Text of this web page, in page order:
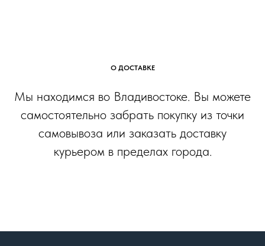
О ДОСТАВКЕ
Мы находимся во Владивостоке. Вы можете
самостоятельно забрать покупку из точки
самовывоза или заказать доставку
курьером в пределах города.